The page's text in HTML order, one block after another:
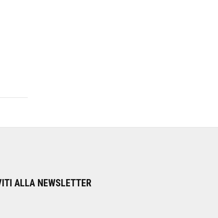
ALLA NEWSLETTER